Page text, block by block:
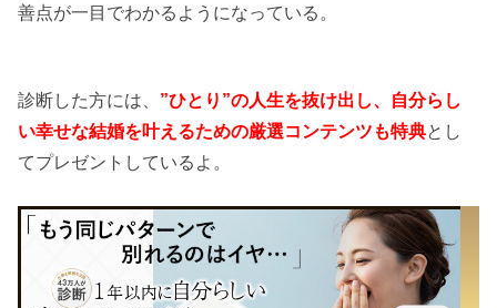
善点が一目でわかるようになっている。
診断した方には、 ”ひとり”の人生を抜け出し、自分らし
い幸せな結婚を叶えるための厳選コンテンツも特典とし
てプレゼントしているよ。